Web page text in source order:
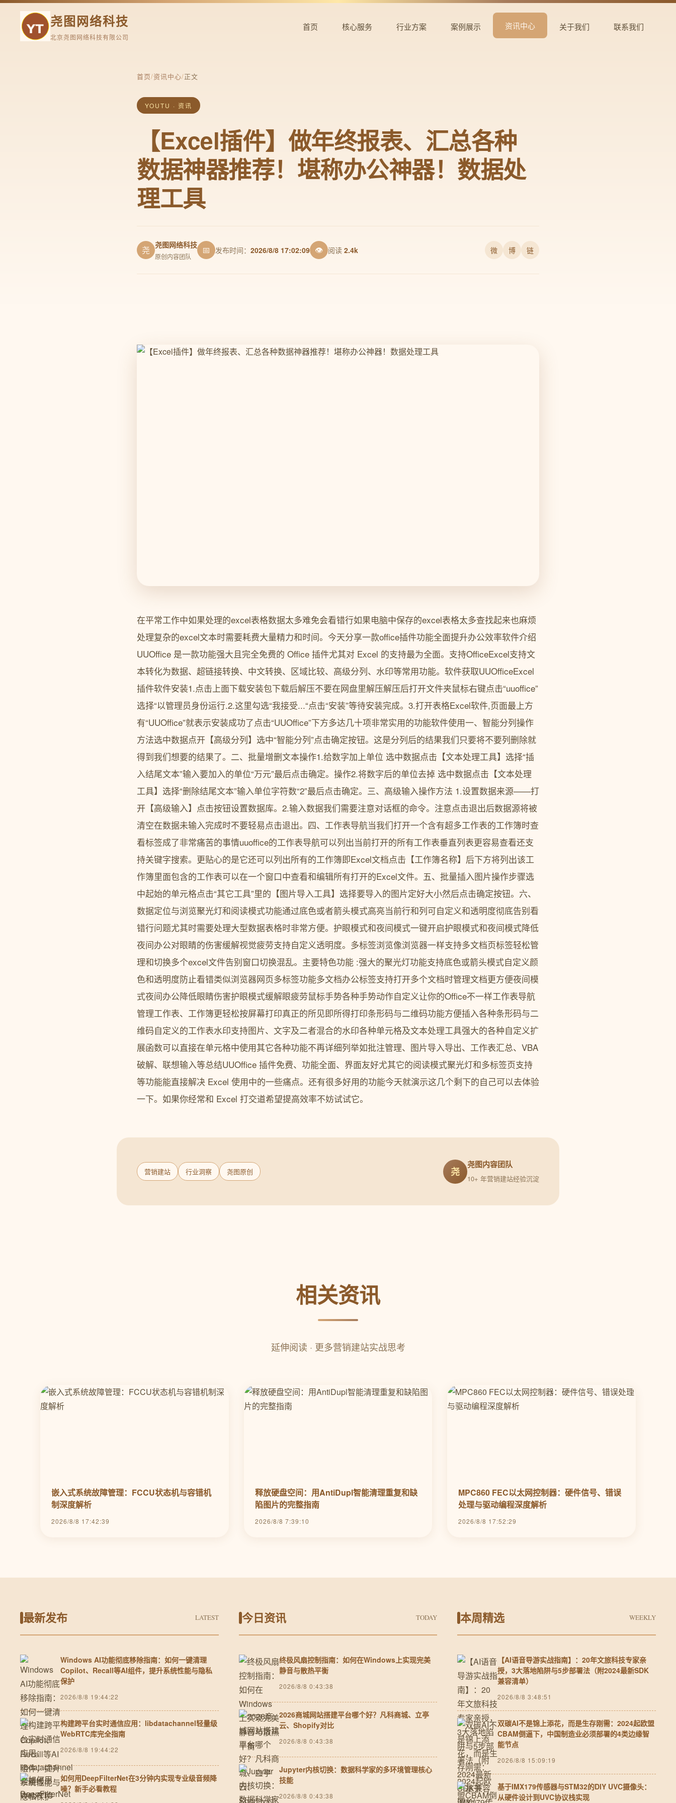
尧图网络科技
北京尧图网络科技有限公司
首页 核心服务 行业方案 案例展示 资讯中心 关于我们 联系我们
首页/资讯中心/正文
YOUTU · 资讯
【Excel插件】做年终报表、汇总各种
数据神器推荐！堪称办公神器！数据处
理工具
尧 尧图网络科技
原创内容团队
📅 发布时间： 2026/8/8 17:02:09 👁 阅读 2.4k 微 博 链
在平常工作中如果处理的excel表格数据太多难免会看错行如果电脑中保存的excel表格太多查找起来也麻烦
处理复杂的excel文本时需要耗费大量精力和时间。今天分享一款office插件功能全面提升办公效率软件介绍
UUOffice 是一款功能强大且完全免费的 Office 插件尤其对 Excel 的支持最为全面。支持OfficeExcel支持文
本转化为数据、超链接转换、中文转换、区域比较、高级分列、水印等常用功能。软件获取UUOfficeExcel
插件软件安装1.点击上面下载安装包下载后解压不要在网盘里解压解压后打开文件夹鼠标右键点击“uuoffice”
选择“以管理员身份运行.2.这里勾选“我接受...“点击“安装”等待安装完成。3.打开表格Excel软件,页面最上方
有“UUOffice”就表示安装成功了点击“UUOffice”下方多达几十项非常实用的功能软件使用一、智能分列操作
方法选中数据点开【高级分列】选中“智能分列”点击确定按钮。这是分列后的结果我们只要将不要列删除就
得到我们想要的结果了。二、批量增删文本操作1.给数字加上单位 选中数据点击【文本处理工具】选择“插
入结尾文本”输入要加入的单位“万元”最后点击确定。操作2.将数字后的单位去掉 选中数据点击【文本处理
工具】选择“删除结尾文本”输入单位字符数“2”最后点击确定。三、高级输入操作方法 1.设置数据来源——打
开【高级输入】点击按钮设置数据库。2.输入数据我们需要注意对话框的命令。注意点击退出后数据源将被
清空在数据未输入完成时不要轻易点击退出。四、工作表导航当我们打开一个含有超多工作表的工作簿时查
看标签成了非常痛苦的事情uuoffice的工作表导航可以列出当前打开的所有工作表垂直列表更容易查看还支
持关键字搜索。更贴心的是它还可以列出所有的工作簿即Excel文档点击【工作簿名称】后下方将列出该工
作簿里面包含的工作表可以在一个窗口中查看和编辑所有打开的Excel文件。五、批量插入图片操作步骤选
中起始的单元格点击“其它工具”里的【图片导入工具】选择要导入的图片定好大小然后点击确定按钮。六、
数据定位与浏览聚光灯和阅读模式功能通过底色或者箭头模式高亮当前行和列可自定义和透明度彻底告别看
错行问题尤其时需要处理大型数据表格时非常方便。护眼模式和夜间模式一键开启护眼模式和夜间模式降低
夜间办公对眼睛的伤害缓解视觉疲劳支持自定义透明度。多标签浏览像浏览器一样支持多文档页标签轻松管
理和切换多个excel文件告别窗口切换混乱。主要特色功能 :强大的聚光灯功能支持底色或箭头模式自定义颜
色和透明度防止看错类似浏览器网页多标签功能多文档办公标签支持打开多个文档时管理文档更方便夜间模
式夜间办公降低眼睛伤害护眼模式缓解眼疲劳鼠标手势各种手势动作自定义让你的Office不一样工作表导航
管理工作表、工作簿更轻松按屏幕打印真正的所见即所得打印条形码与二维码功能方便插入各种条形码与二
维码自定义的工作表水印支持图片、文字及二者混合的水印各种单元格及文本处理工具强大的各种自定义扩
展函数可以直接在单元格中使用其它各种功能不再详细列举如批注管理、图片导入导出、工作表汇总、VBA
破解、联想输入等总结UUOffice 插件免费、功能全面、界面友好尤其它的阅读模式聚光灯和多标签页支持
等功能能直接解决 Excel 使用中的一些痛点。还有很多好用的功能今天就演示这几个剩下的自己可以去体验
一下。如果你经常和 Excel 打交道希望提高效率不妨试试它。
营销建站 行业洞察 尧图原创 尧
尧图内容团队
10+ 年营销建站经验沉淀
相关资讯
延伸阅读 · 更多营销建站实战思考
嵌入式系统故障管理：FCCU状态机与容错机
制深度解析
2026/8/8 17:42:39
释放硬盘空间：用AntiDupl智能清理重复和缺
陷图片的完整指南
2026/8/8 7:39:10
MPC860 FEC以太网控制器：硬件信号、错误
处理与驱动编程深度解析
2026/8/8 17:52:29
最新发布 LATEST
Windows AI功能彻底移除指南：如何一键清理
Copilot、Recall等AI组件，提升系统性能与隐私
保护
2026/8/8 19:44:22
构建跨平台实时通信应用：libdatachannel轻量级
WebRTC库完全指南
2026/8/8 19:44:22
如何用DeepFilterNet在3分钟内实现专业级音频降
噪？新手必看教程
今日资讯 TODAY
终极风扇控制指南：如何在Windows上实现完美
静音与散热平衡
2026/8/8 0:43:38
2026商城网站搭建平台哪个好？凡科商城、立亭
云、Shopify对比
2026/8/8 0:43:38
Jupyter内核切换：数据科学家的多环境管理核心
技能
2026/8/8 0:43:38
本周精选 WEEKLY
【AI语音导游实战指南】：20年文旅科技专家亲
授，3大落地陷阱与5步部署法（附2024最新SDK
兼容清单）
2026/8/8 3:48:51
双碳AI不是锦上添花，而是生存刚需：2024起欧盟
CBAM倒逼下，中国制造业必须部署的4类边缘智
能节点
2026/8/8 15:09:19
基于IMX179传感器与STM32的DIY UVC摄像头：
从硬件设计到UVC协议栈实现